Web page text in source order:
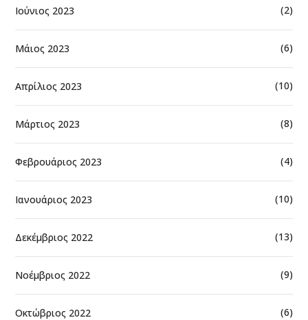
Ιούνιος 2023 (2)
Μάιος 2023 (6)
Απρίλιος 2023 (10)
Μάρτιος 2023 (8)
Φεβρουάριος 2023 (4)
Ιανουάριος 2023 (10)
Δεκέμβριος 2022 (13)
Νοέμβριος 2022 (9)
Οκτώβριος 2022 (6)